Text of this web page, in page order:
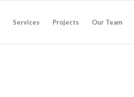
Services Projects Our Team